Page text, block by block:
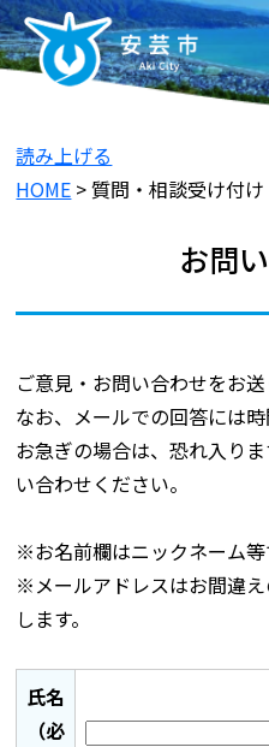
読み上げる
HOME > 質問・相談受け付け
お問
ご意見・お問い合わせをお送
なお、メールでの回答には
お急ぎの場合は、恐れ入り
い合わせください。
※お名前欄はニックネーム等
※メールアドレスはお間違
します。
氏名
（必